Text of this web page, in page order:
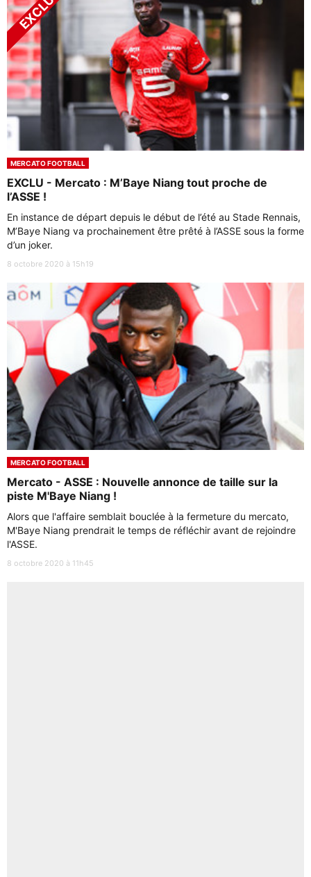
MERCATO FOOTBALL
EXCLU - Mercato : M’Baye Niang tout proche de
l’ASSE !
En instance de départ depuis le début de l’été au Stade Rennais,
M’Baye Niang va prochainement être prêté à l’ASSE sous la forme
d’un joker.
8 octobre 2020 à 15h19
MERCATO FOOTBALL
Mercato - ASSE : Nouvelle annonce de taille sur la
piste M'Baye Niang !
Alors que l'affaire semblait bouclée à la fermeture du mercato,
M'Baye Niang prendrait le temps de réfléchir avant de rejoindre
l'ASSE.
8 octobre 2020 à 11h45